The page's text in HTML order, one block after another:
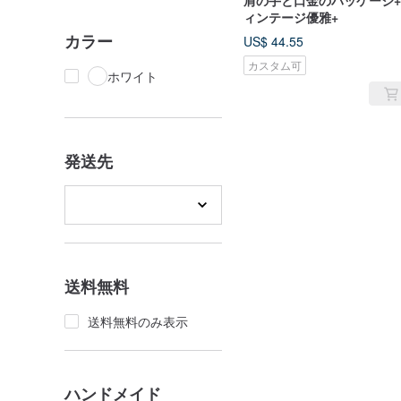
カラー
ホワイト
発送先
送料無料
送料無料のみ表示
ハンドメイド
ィンテージ優雅+
US$ 44.55
カスタム可